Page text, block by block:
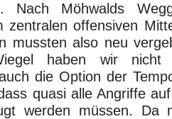
Nach Möhwalds
zentralen offensiven
mussten also neu
haben wir nicht
die Option der
quasi alle Angriffe
werden müssen. Da